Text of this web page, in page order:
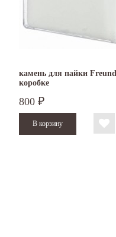
камень для пайки
коробке
800 ₽